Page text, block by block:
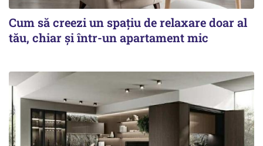
Cum să creezi un spațiu de relaxare doar al
tău, chiar și într-un apartament mic